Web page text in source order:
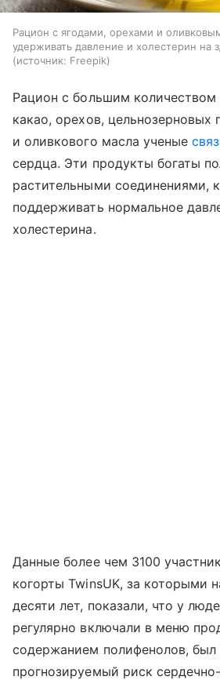
Рацион с ягодами, орехами и
удерживать давление и холестерин на
источник: Freepik
Рацион с большим количеством
какао, орехов, цельнозерновых
и оливкового масла ученые
сердца. Эти продукты богаты
растительными соединениями,
поддерживать нормальное
холестерина.
Данные более чем 3100
когорты TwinsUK, за которыми
десяти лет, показали, что у
регулярно включали в меню
содержанием полифенолов, был
прогнозируемый риск